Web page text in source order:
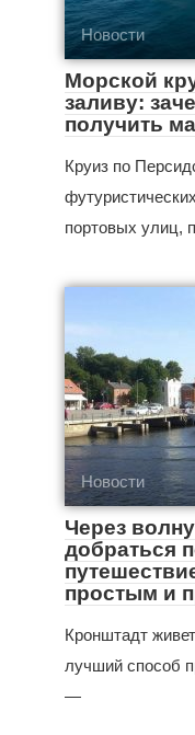
Новости
Морской
заливу:
получить
Круиз по
портовых улиц,
Новости
Через
добраться
простым и
Кронштадт
лучший способ
—